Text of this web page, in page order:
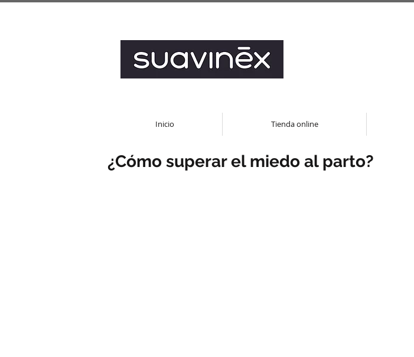
Inicio Tienda online
¿Cómo superar el miedo al parto?